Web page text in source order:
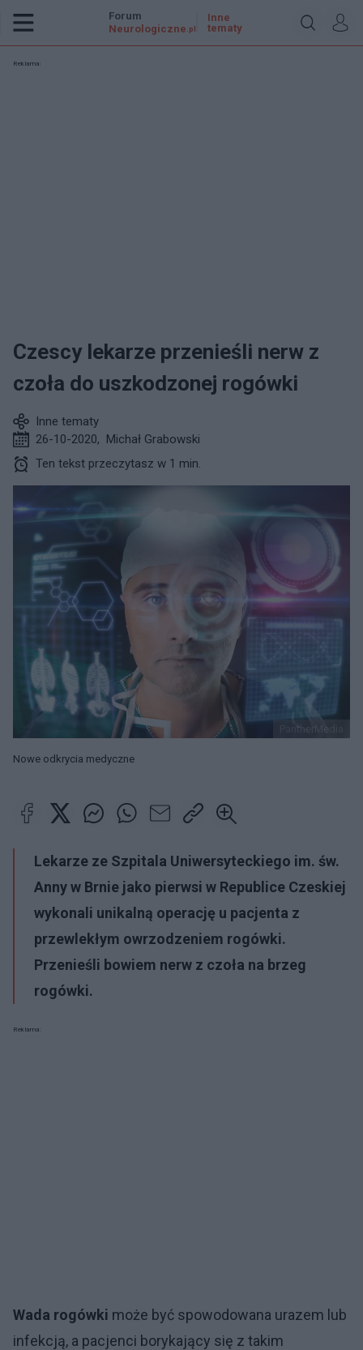
Forum
Neurologiczne .pl
Inne
tematy
Reklama:
Czescy lekarze przenieśli nerw z
czoła do uszkodzonej rogówki
Inne tematy
26-10-2020, Michał Grabowski
Ten tekst przeczytasz w 1 min.
PantherMedia
Nowe odkrycia medyczne
Lekarze ze Szpitala Uniwersyteckiego im. św.
Anny w Brnie jako pierwsi w Republice Czeskiej
wykonali unikalną operację u pacjenta z
przewlekłym owrzodzeniem rogówki.
Przenieśli bowiem nerw z czoła na brzeg
rogówki.
Reklama:
Wada rogówki może być spowodowana urazem lub
infekcją, a pacjenci borykający się z takim